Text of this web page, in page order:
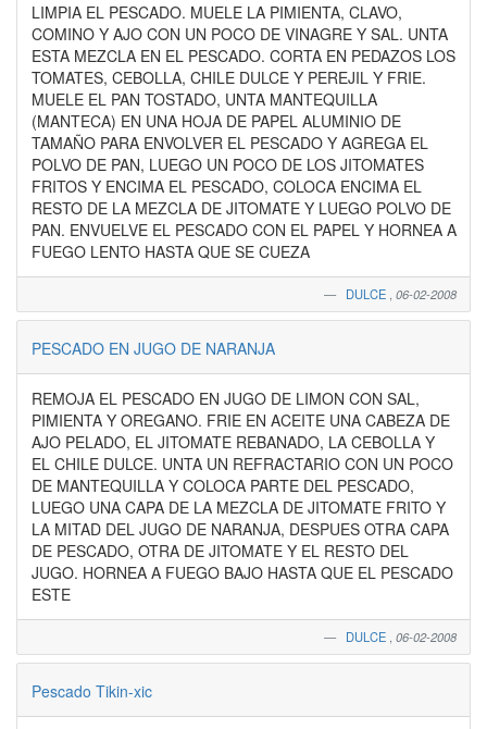
LIMPIA EL PESCADO. MUELE LA PIMIENTA, CLAVO,
COMINO Y AJO CON UN POCO DE VINAGRE Y SAL. UNTA
ESTA MEZCLA EN EL PESCADO. CORTA EN PEDAZOS LOS
TOMATES, CEBOLLA, CHILE DULCE Y PEREJIL Y FRIE.
MUELE EL PAN TOSTADO, UNTA MANTEQUILLA
(MANTECA) EN UNA HOJA DE PAPEL ALUMINIO DE
TAMAÑO PARA ENVOLVER EL PESCADO Y AGREGA EL
POLVO DE PAN, LUEGO UN POCO DE LOS JITOMATES
FRITOS Y ENCIMA EL PESCADO, COLOCA ENCIMA EL
RESTO DE LA MEZCLA DE JITOMATE Y LUEGO POLVO DE
PAN. ENVUELVE EL PESCADO CON EL PAPEL Y HORNEA A
FUEGO LENTO HASTA QUE SE CUEZA
DULCE 06-02-2008
PESCADO EN JUGO DE NARANJA
REMOJA EL PESCADO EN JUGO DE LIMON CON SAL,
PIMIENTA Y OREGANO. FRIE EN ACEITE UNA CABEZA DE
AJO PELADO, EL JITOMATE REBANADO, LA CEBOLLA Y
EL CHILE DULCE. UNTA UN REFRACTARIO CON UN POCO
DE MANTEQUILLA Y COLOCA PARTE DEL PESCADO,
LUEGO UNA CAPA DE LA MEZCLA DE JITOMATE FRITO Y
LA MITAD DEL JUGO DE NARANJA, DESPUES OTRA CAPA
DE PESCADO, OTRA DE JITOMATE Y EL RESTO DEL
JUGO. HORNEA A FUEGO BAJO HASTA QUE EL PESCADO
ESTE
DULCE 06-02-2008
Pescado Tikin-xic